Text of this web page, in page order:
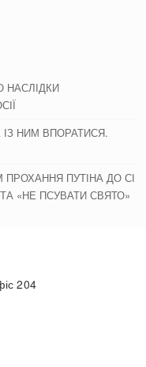
НАСЛІДКИ
НИМ ВПОРАТИСЯ.
ПУТІНА ДО СІ
«НЕ ПСУВАТИ СВЯТО»
204